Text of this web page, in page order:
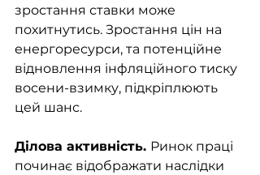
зростання ставки може
похитнутись. Зростання цін на
енергоресурси, та потенційне
відновлення інфляційного тиску
восени-взимку, підкріплюють
цей шанс.
Ділова активність. Ринок праці
починає відображати наслідки